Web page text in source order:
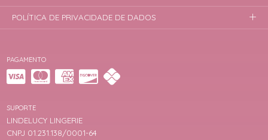
PAGAMENTO
SUPORTE
LINDELUCY LINGERIE
CNPJ 01.231.138/0001-64
POLÍTICA DE PRIVACIDADE DE DADOS